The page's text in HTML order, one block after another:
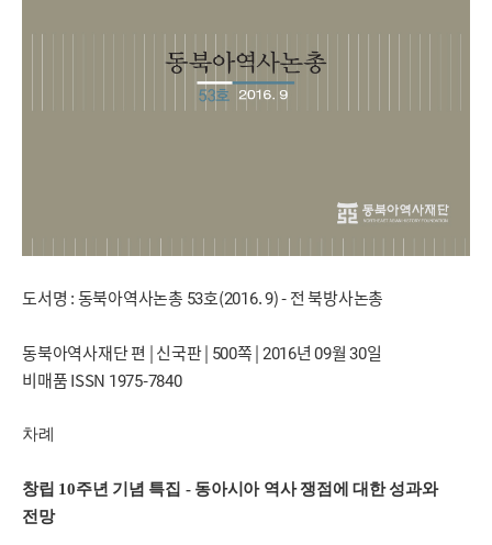
도서명 : 동북아역사논총 53호(2016. 9) - 전 북방사논총
동북아역사재단 편 | 신국판 | 500쪽 | 2016년 09월 30일
비매품 ISSN 1975-7840
차례
창립 10주년 기념 특집 - 동아시아 역사 쟁점에 대한 성과와
전망